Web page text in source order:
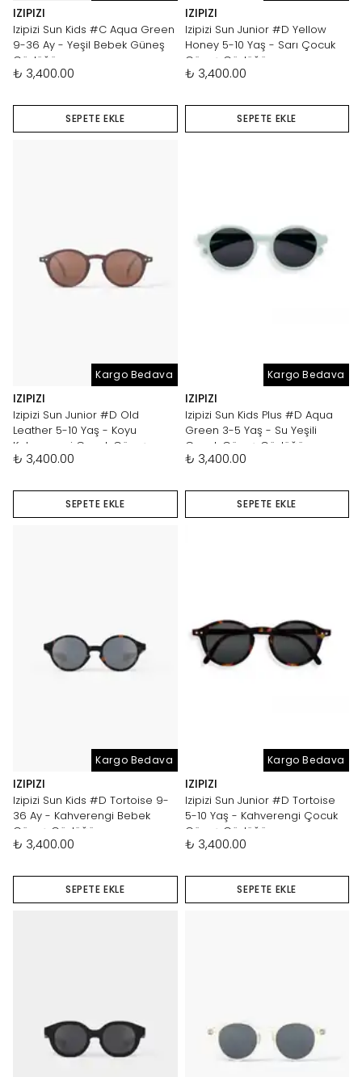
IZIPIZI
Izipizi Sun Kids #C Aqua Green
9-36 Ay - Yeşil Bebek Güneş
Gözlüğü
₺ 3,400.00
SEPETE EKLE
IZIPIZI
Izipizi Sun Junior #D Yellow
Honey 5-10 Yaş - Sarı Çocuk
Güneş Gözlüğü
₺ 3,400.00
SEPETE EKLE
Kargo Bedava
IZIPIZI
Izipizi Sun Junior #D Old
Leather 5-10 Yaş - Koyu
Kahverengi Çocuk Güneş
Gözlüğü
₺ 3,400.00
SEPETE EKLE
Kargo Bedava
IZIPIZI
Izipizi Sun Kids Plus #D Aqua
Green 3-5 Yaş - Su Yeşili
Çocuk Güneş Gözlüğü
₺ 3,400.00
SEPETE EKLE
Kargo Bedava
IZIPIZI
Izipizi Sun Kids #D Tortoise 9-
36 Ay - Kahverengi Bebek
Güneş Gözlüğü
₺ 3,400.00
SEPETE EKLE
Kargo Bedava
IZIPIZI
Izipizi Sun Junior #D Tortoise
5-10 Yaş - Kahverengi Çocuk
Güneş Gözlüğü
₺ 3,400.00
SEPETE EKLE